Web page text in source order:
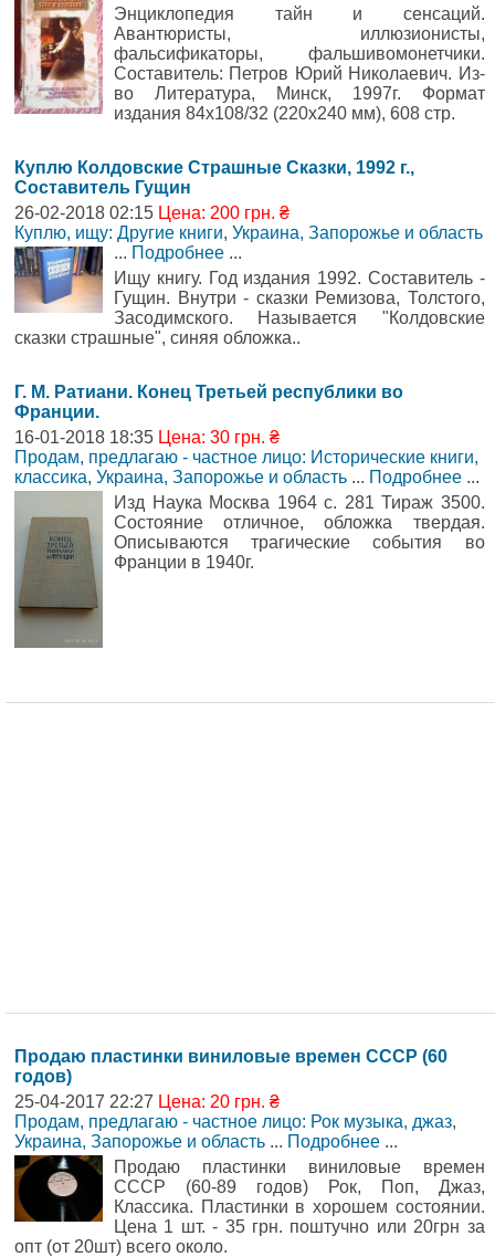
Энциклопедия тайн и сенсаций.
Авантюристы, иллюзионисты,
фальсификаторы, фальшивомонетчики.
Составитель: Петров Юрий Николаевич. Из-
во Литература, Минск, 1997г. Формат
издания 84х108/32 (220x240 мм), 608 стр.
Куплю Колдовские Страшные Сказки, 1992 г.,
Составитель Гущин
26-02-2018 02:15 Цена: 200 грн. ₴
Куплю, ищу: Другие книги, Украина, Запорожье и область
... Подробнее ...
Ищу книгу. Год издания 1992. Составитель -
Гущин. Внутри - сказки Ремизова, Толстого,
Засодимского. Называется "Колдовские
сказки страшные", синяя обложка..
Г. М. Ратиани. Конец Третьей республики во
Франции.
16-01-2018 18:35 Цена: 30 грн. ₴
Продам, предлагаю - частное лицо: Исторические книги,
классика, Украина, Запорожье и область ... Подробнее ...
Изд Наука Москва 1964 с. 281 Тираж 3500.
Состояние отличное, обложка твердая.
Описываются трагические события во
Франции в 1940г.
Продаю пластинки виниловые времен СССР (60
годов)
25-04-2017 22:27 Цена: 20 грн. ₴
Продам, предлагаю - частное лицо: Рок музыка, джаз,
Украина, Запорожье и область ... Подробнее ...
Продаю пластинки виниловые времен
СССР (60-89 годов) Рок, Поп, Джаз,
Классика. Пластинки в хорошем состоянии.
Цена 1 шт. - 35 грн. поштучно или 20грн за
опт (от 20шт) всего около.